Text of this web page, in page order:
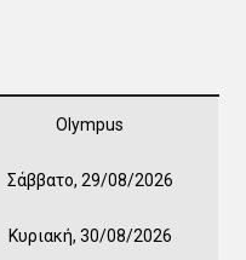
Olympus
Σάββατο, 29/08/2026
Κυριακή, 30/08/2026